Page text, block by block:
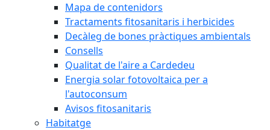
Mapa de contenidors
Tractaments fitosanitaris i herbicides
Decàleg de bones pràctiques ambientals
Consells
Qualitat de l'aire a Cardedeu
Energia solar fotovoltaica per a
l'autoconsum
Avisos fitosanitaris
Habitatge